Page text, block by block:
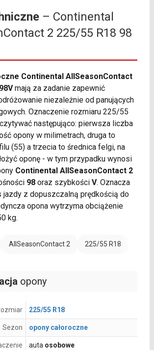
– Continental
2 225/55 R18 98
Continental AllSeasonContact
mają za zadanie zapewnić
niezależnie od panujących
Oznaczenie rozmiaru 225/55
następująco: pierwsza liczba
opony w milimetrach, druga to
(55) a trzecia to średnica felgi, na
oponę - w tym przypadku wynosi
Continental AllSeasonContact 2
98oraz szybkości V. Oznacza
jazdy z dopuszczalną prędkością do
opona wytrzyma obciążenie
kg.
AllSeasonContact 2 225/55 R18
opony
225/55 R18
Sezon opony całoroczne
auta osobowe